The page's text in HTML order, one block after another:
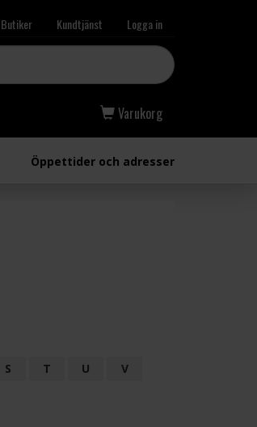
Butiker Kundtjänst Logga in
Varukorg
Öppettider och adresser
S T U
V